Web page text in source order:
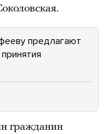
предлагают
гражданин